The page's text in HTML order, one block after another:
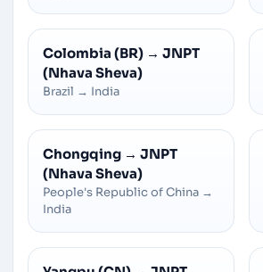
Colombia (BR) → JNPT
(Nhava Sheva)
Brazil → India
Chongqing → JNPT
(Nhava Sheva)
People's Republic of China →
India